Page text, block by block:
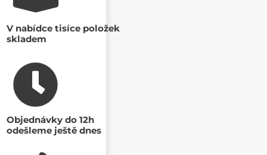
V nabídce tisíce položek
skladem
Objednávky do 12h
odešleme ještě dnes